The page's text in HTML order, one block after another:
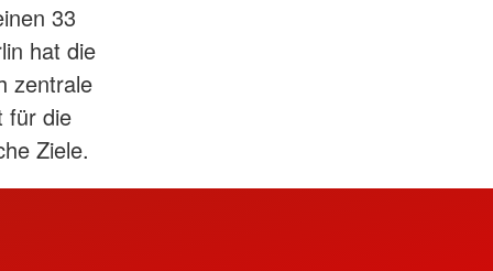
33
hat die
zentrale
für die
Ziele.